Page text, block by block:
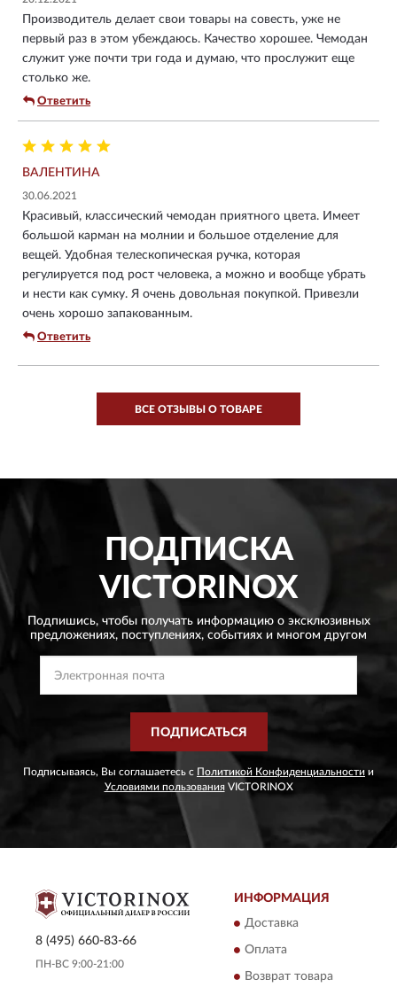
Производитель делает свои товары на совесть, уже не
первый раз в этом убеждаюсь. Качество хорошее. Чемодан
служит уже почти три года и думаю, что прослужит еще
столько же.
Ответить
ВАЛЕНТИНА
30.06.2021
Красивый, классический чемодан приятного цвета. Имеет
большой карман на молнии и большое отделение для
вещей. Удобная телескопическая ручка, которая
регулируется под рост человека, а можно и вообще убрать
и нести как сумку. Я очень довольная покупкой. Привезли
очень хорошо запакованным.
Ответить
ВСЕ ОТЗЫВЫ О ТОВАРЕ
ПОДПИСКА
VICTORINOX
Подпишись, чтобы получать информацию о эксклюзивных
предложениях, поступлениях, событиях и многом другом
ПОДПИСАТЬСЯ
Подписываясь, Вы соглашаетесь с Политикой Конфиденциальности и
Условиями пользованияVICTORINOX
8 (495) 660-83-66
ПН-ВС 9:00-21:00
ИНФОРМАЦИЯ
Доставка
Оплата
Возврат товара